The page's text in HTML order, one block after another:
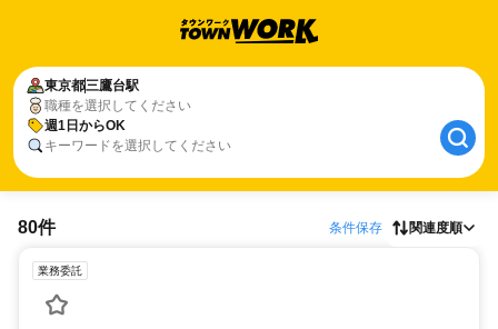
東京都三鷹台駅
職種を選択してください
週1日からOK
キーワードを選択してください
80件 条件保存 関連度順
業務委託